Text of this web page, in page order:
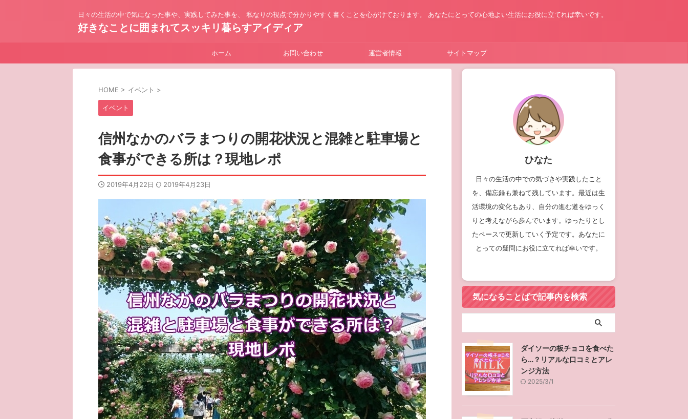
日々の生活の中で気になった事や、実践してみた事を、 私なりの視点で分かりやすく書くことを心がけております。 あなたにとっての心地よい生活にお役に立てれば幸いです。
好きなことに囲まれてスッキリ暮らすアイディア
ホーム お問い合わせ 運営者情報 サイトマップ
HOME > イベント >
イベント
信州なかのバラまつりの開花状況と混雑と駐車場と
食事ができる所は？現地レポ
2019年4月22日 2019年4月23日
ひなた
日々の生活の中での気づきや実践したこと
を、備忘録も兼ねて残しています。最近は生
活環境の変化もあり、自分の進む道をゆっく
りと考えながら歩んでいます。ゆったりとし
たペースで更新していく予定です。あなたに
とっての疑問にお役に立てれば幸いです。
気になることばで記事内を検索
ダイソーの板チョコを食べた
ら…？リアルな口コミとアレ
ンジ方法
2025/3/1